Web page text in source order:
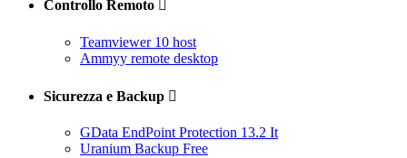
Controllo Remoto 
Teamviewer 10 host
Ammyy remote desktop
Sicurezza e Backup 
GData EndPoint Protection 13.2 It
Uranium Backup Free